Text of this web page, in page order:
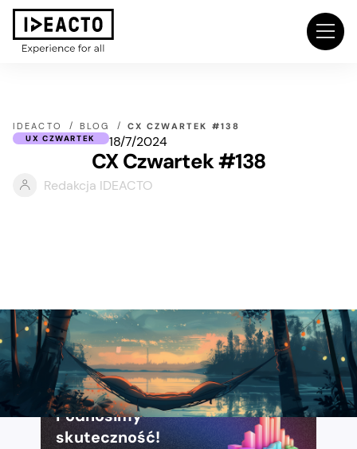
IDEACTO BLOG CX CZWARTEK #138
UX CZWARTEK 18/7/2024
CX Czwartek #138
Redakcja IDEACTO
Podnosimy
skuteczność!